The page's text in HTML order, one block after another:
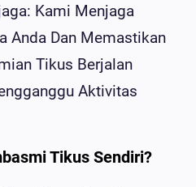
Kami Menjaga
Anda Dan Memastikan
Tikus Berjalan
Aktivitas
Tikus Sendiri?